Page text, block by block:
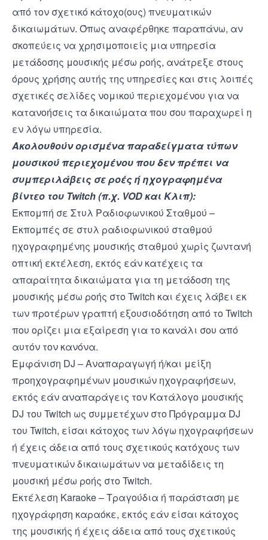
από τον σχετικό κάτοχο(ους) πνευματικών
δικαιωμάτων. Όπως αναφέρθηκε παραπάνω, αν
σκοπεύεις να χρησιμοποιείς μια υπηρεσία
μετάδοσης μουσικής μέσω ροής, ανάτρεξε στους
όρους χρήσης αυτής της υπηρεσίες και στις λοιπές
σχετικές σελίδες νομικού περιεχομένου για να
κατανοήσεις τα δικαιώματα που σου παραχωρεί η
εν λόγω υπηρεσία.
Ακολουθούν ορισμένα παραδείγματα τύπων
μουσικού περιεχομένου που δεν πρέπει να
συμπεριλάβεις σε ροές ή ηχογραφημένα
βίντεο του Twitch (π.χ. VOD και Κλιπ):
Εκπομπή σε Στυλ Ραδιοφωνικού Σταθμού –
Εκπομπές σε στυλ ραδιοφωνικού σταθμού
ηχογραφημένης μουσικής σταθμού χωρίς ζωντανή
οπτική εκτέλεση, εκτός εάν κατέχεις τα
απαραίτητα δικαιώματα για τη μετάδοση της
μουσικής μέσω ροής στο Twitch και έχεις λάβει εκ
των προτέρων γραπτή εξουσιοδότηση από το Twitch
που ορίζει μια εξαίρεση για το κανάλι σου από
αυτόν τον κανόνα.
Εμφάνιση DJ – Αναπαραγωγή ή/και μείξη
προηχογραφημένων μουσικών ηχογραφήσεων,
εκτός εάν αναπαράγεις τον Κατάλογο μουσικής
DJ του Twitch ως συμμετέχων στοΠρόγραμμα DJ
του Twitch, είσαι κάτοχος των λόγω ηχογραφήσεων
ή έχεις άδεια από τους σχετικούς κατόχους των
πνευματικών δικαιωμάτων να μεταδίδεις τη
μουσική μέσω ροής στο Twitch.
Εκτέλεση Karaoke – Τραγούδια ή παράσταση με
ηχογράφηση καραόκε, εκτός εάν είσαι κάτοχος
της μουσικής ή έχεις άδεια από τους σχετικούς